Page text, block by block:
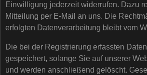
Einwilligung jederzeit widerrufen. Dazu
Mitteilung per E-Mail an uns. Die
erfolgten Datenverarbeitung bleibt vom
Die bei der Registrierung erfassten
gespeichert, solange Sie auf unserer
und werden anschließend gelöscht.